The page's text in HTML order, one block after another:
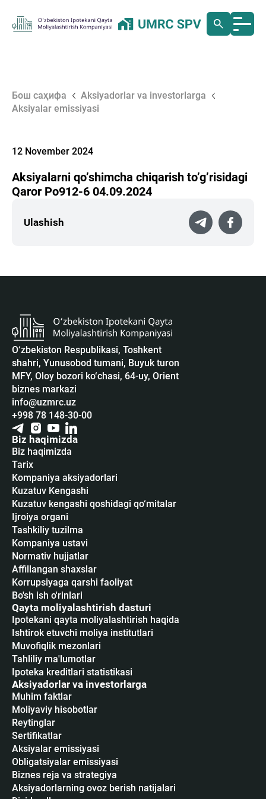
Бош саҳифа
Aksiyadorlar va investorlarga
Аksiyalar emissiyasi
12 November 2024
Аksiyalarni qoʼshimcha chiqarish toʼgʼrisidagi
Qaror Po912-6 04.09.2024
Ulashish
O‘zbekiston Respublikasi, Toshkent
shahri, Yunusobod tumani, Buyuk turon
MFY, Oloy bozori ko‘chasi, 64-uy, Orient
biznes markazi
info@uzmrc.uz
+998 78 148-30-00
Biz haqimizda
Biz haqimizda
Tarix
Kompaniya aksiyadorlari
Kuzatuv Kengashi
Kuzatuv kengashi qoshidagi qo‘mitalar
Ijroiya organi
Tashkiliy tuzilma
Kompaniya ustavi
Normativ hujjatlar
Affillangan shaxslar
Korrupsiyaga qarshi faoliyat
Bo'sh ish o'rinlari
Qayta moliyalashtirish dasturi
Ipotekani qayta moliyalashtirish haqida
Ishtirok etuvchi moliya institutlari
Muvofiqlik mezonlari
Tahliliy ma'lumotlar
Ipoteka kreditlari statistikasi
Aksiyadorlar va investorlarga
Muhim faktlar
Moliyaviy hisobotlar
Reytinglar
Sertifikatlar
Аksiyalar emissiyasi
Obligatsiyalar emissiyasi
Biznes reja va strategiya
Aksiyadorlarning ovoz berish natijalari